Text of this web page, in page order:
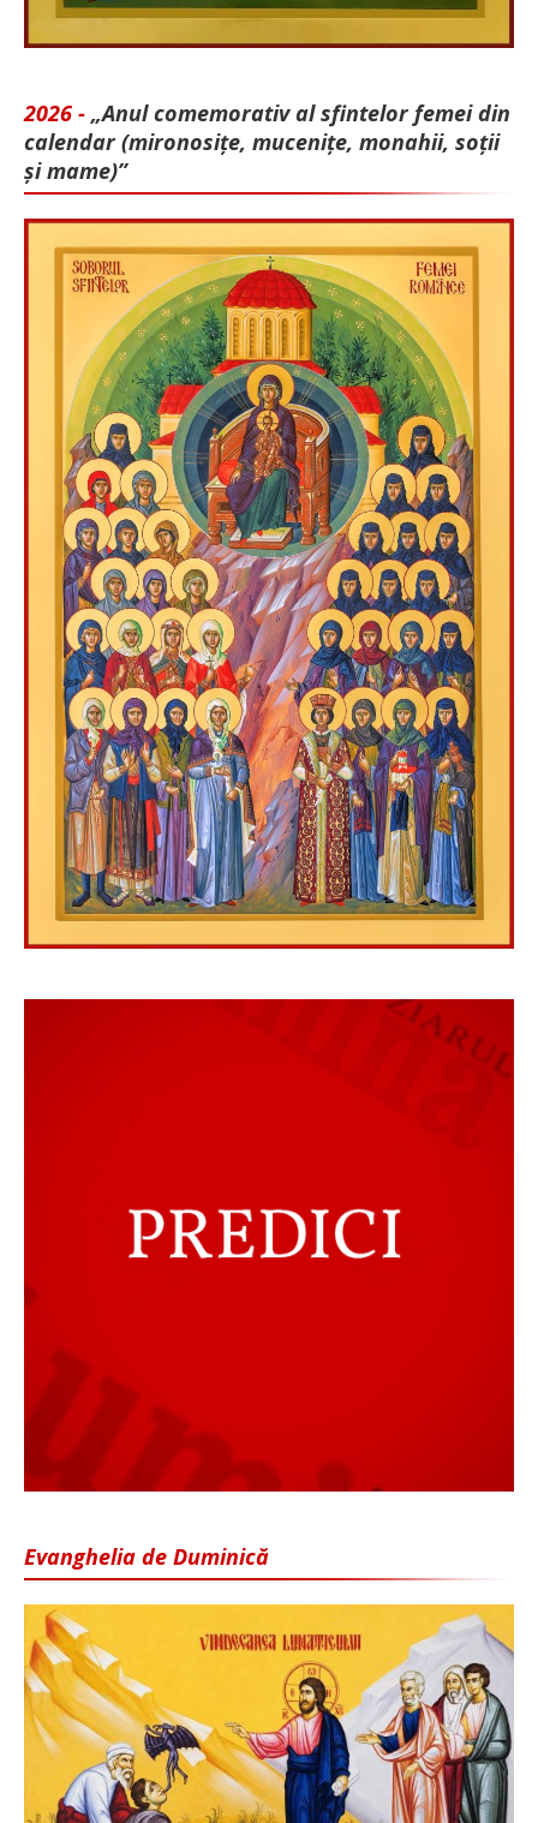
2026 - „Anul comemorativ al sfintelor femei din
calendar (mironosițe, mu­cenițe, monahii, soții
și mame)”
Evanghelia de Duminică